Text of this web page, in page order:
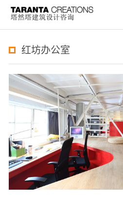
红坊办公室